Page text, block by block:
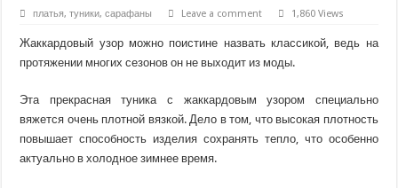
платья, туники, сарафаны Leave a comment 1,860 Views
Жаккардовый узор можно поистине назвать классикой, ведь на
протяжении многих сезонов он не выходит из моды.
Эта прекрасная туника с жаккардовым узором специально
вяжется очень плотной вязкой. Дело в том, что высокая плотность
повышает способность изделия сохранять тепло, что особенно
актуально в холодное зимнее время.